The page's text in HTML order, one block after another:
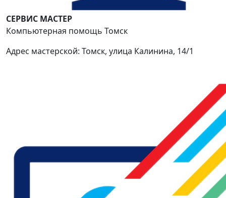
СЕРВИС МАСТЕР
Компьютерная помощь Томск
Адрес мастерской: Томск, улица Калинина, 14/1